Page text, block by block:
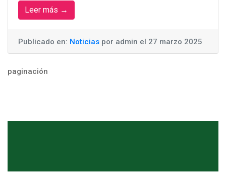
Leer más →
Publicado en: Noticias por admin el 27 marzo 2025
paginación